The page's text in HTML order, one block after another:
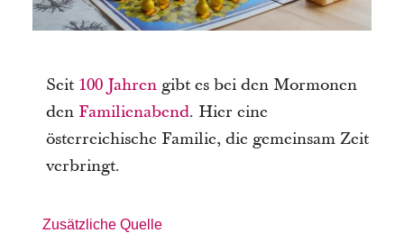
Seit 100 Jahrengibt es bei den Mormonen
den Familienabend. Hier eine
österreichische Familie, die gemeinsam Zeit
verbringt.
Zusätzliche Quelle